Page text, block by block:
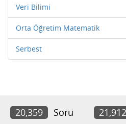
Veri Bilimi
Orta Öğretim Matematik
Serbest
20,359 Soru 21,912